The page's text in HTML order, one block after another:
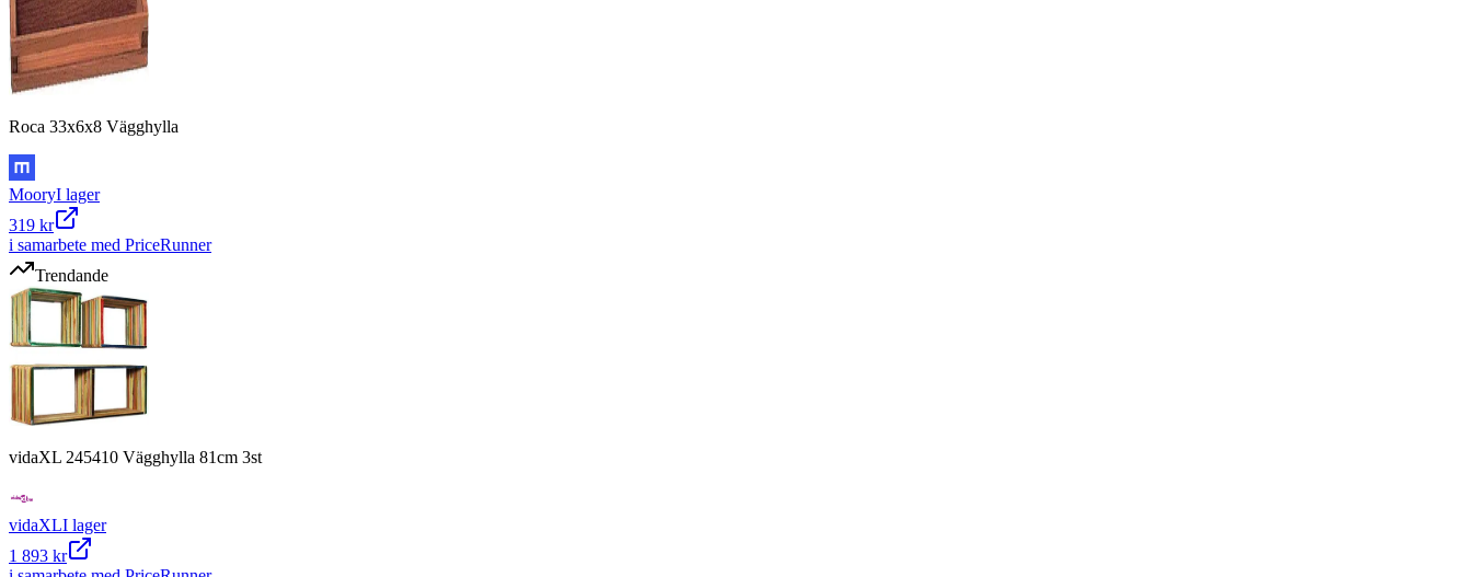
Roca 33x6x8 Vägghylla
MooryI lager
319 kr
i samarbete med PriceRunner
Trendande
vidaXL 245410 Vägghylla 81cm 3st
vidaXLI lager
1 893 kr